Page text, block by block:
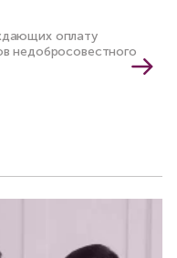
оплату
недобросовестного